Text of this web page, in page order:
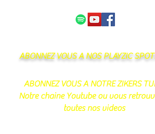
ABONNEZ VOUS A NOS PLAYZIC
ABONNEZ VOUS A NOTRE ZIKERS
Notre chaine Youtube ou vous
toutes nos videos